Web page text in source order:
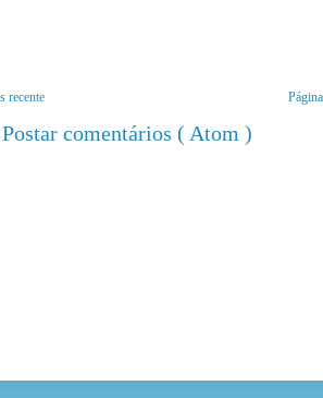
recente
Postar comentários ( Atom )